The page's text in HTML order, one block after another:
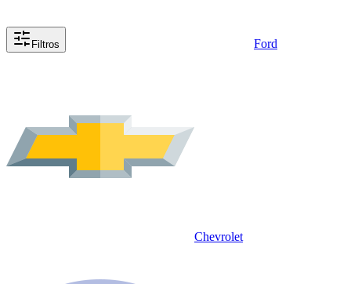
Filtros Ford
Chevrolet